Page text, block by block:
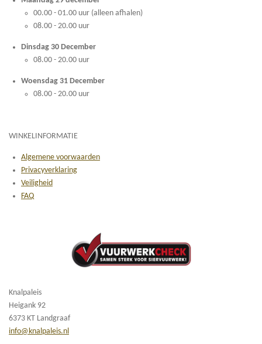
00.00 - 01.00 uur (alleen afhalen)
08.00 - 20.00 uur
Dinsdag 30 December
08.00 - 20.00 uur
Woensdag 31 December
08.00 - 20.00 uur
WINKELINFORMATIE
Algemene voorwaarden
Privacyverklaring
Veiligheid
FAQ
Knalpaleis
Heigank 92
6373 KT Landgraaf
info@knalpaleis.nl